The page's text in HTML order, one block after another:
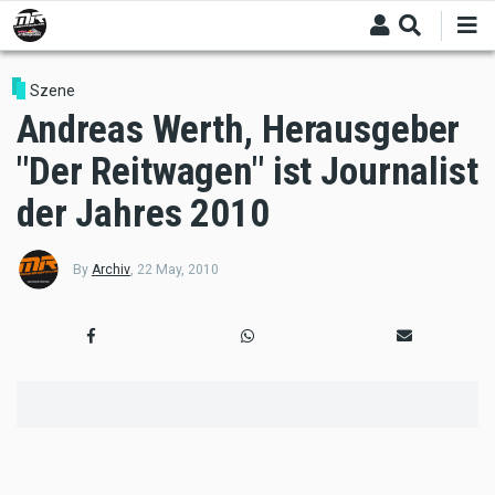
Skip
to
main
content
Szene
Andreas Werth, Herausgeber
"Der Reitwagen" ist Journalist
der Jahres 2010
By Archiv, 22 May, 2010